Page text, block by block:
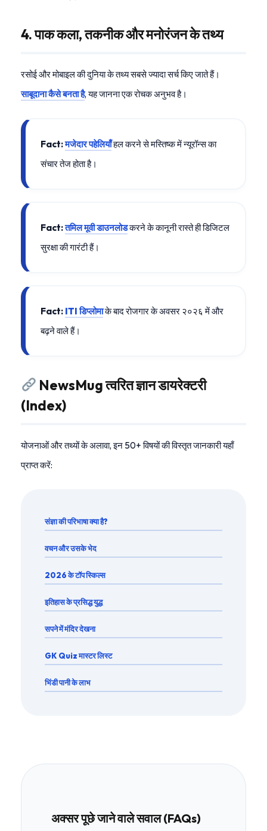
4. पाक कला, तकनीक और मनोरंजन के तथ्य
रसोई और मोबाइल की दुनिया के तथ्य सबसे ज्यादा सर्च किए जाते हैं।
साबूदाना कैसे बनता है, यह जानना एक रोचक अनुभव है।
Fact:मजेदार पहेलियाँहल करने से मस्तिष्क में न्यूरॉन्स का
संचार तेज होता है।
Fact:तमिल मूवी डाउनलोडकरने के कानूनी रास्ते ही डिजिटल
सुरक्षा की गारंटी हैं।
Fact: ITI डिप्लोमाके बाद रोजगार के अवसर २०२६ में और
बढ़ने वाले हैं।
NewsMug त्वरित ज्ञान डायरेक्टरी
(Index)
योजनाओं और तथ्यों के अलावा, इन 50+ विषयों की विस्तृत जानकारी यहाँ
प्राप्त करें:
संज्ञा की परिभाषा क्या है?
वचन और उसके भेद
2026 के टॉप स्किल्स
इतिहास के प्रसिद्ध युद्ध
सपने में मंदिर देखना
GK Quiz मास्टर लिस्ट
भिंडी पानी के लाभ
अक्सर पूछे जाने वाले सवाल (FAQs)